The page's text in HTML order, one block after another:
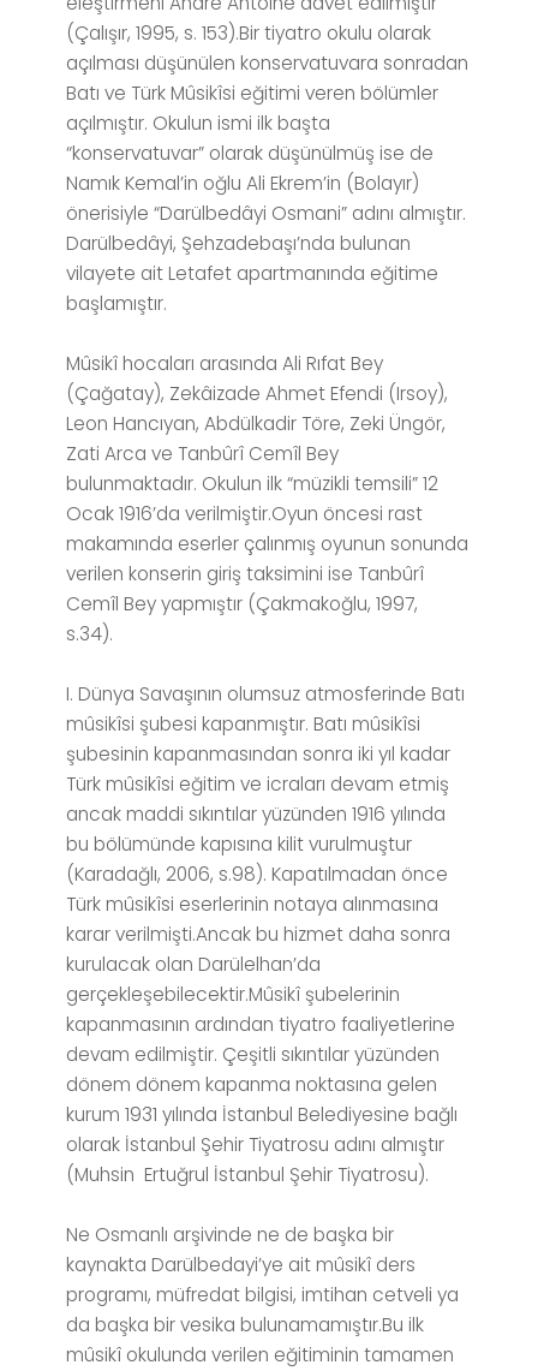
(Çalışır, 1995, s. 153).Bir tiyatro okulu olarak
açılması düşünülen konservatuvara sonradan
Batı ve Türk Mûsikîsi eğitimi veren bölümler
açılmıştır. Okulun ismi ilk başta
“konservatuvar” olarak düşünülmüş ise de
Namık Kemal’in oğlu Ali Ekrem’in (Bolayır)
önerisiyle “Darülbedâyi Osmani” adını almıştır.
Darülbedâyi, Şehzadebaşı’nda bulunan
vilayete ait Letafet apartmanında eğitime
başlamıştır.
Mûsikî hocaları arasında Ali Rıfat Bey
(Çağatay), Zekâizade Ahmet Efendi (Irsoy),
Leon Hancıyan, Abdülkadir Töre, Zeki Üngör,
Zati Arca ve Tanbûrî Cemîl Bey
bulunmaktadır. Okulun ilk “müzikli temsili” 12
Ocak 1916’da verilmiştir.Oyun öncesi rast
makamında eserler çalınmış oyunun sonunda
verilen konserin giriş taksimini ise Tanbûrî
Cemîl Bey yapmıştır (Çakmakoğlu, 1997,
s.34).
I. Dünya Savaşının olumsuz atmosferinde Batı
mûsikîsi şubesi kapanmıştır. Batı mûsikîsi
şubesinin kapanmasından sonra iki yıl kadar
Türk mûsikîsi eğitim ve icraları devam etmiş
ancak maddi sıkıntılar yüzünden 1916 yılında
bu bölümünde kapısına kilit vurulmuştur
(Karadağlı, 2006, s.98). Kapatılmadan önce
Türk mûsikîsi eserlerinin notaya alınmasına
karar verilmişti.Ancak bu hizmet daha sonra
kurulacak olan Darülelhan’da
gerçekleşebilecektir.Mûsikî şubelerinin
kapanmasının ardından tiyatro faaliyetlerine
devam edilmiştir. Çeşitli sıkıntılar yüzünden
dönem dönem kapanma noktasına gelen
kurum 1931 yılında İstanbul Belediyesine bağlı
olarak İstanbul Şehir Tiyatrosu adını almıştır
(Muhsin Ertuğrul İstanbul Şehir Tiyatrosu).
Ne Osmanlı arşivinde ne de başka bir
kaynakta Darülbedayi’ye ait mûsikî ders
programı, müfredat bilgisi, imtihan cetveli ya
da başka bir vesika bulunamamıştır.Bu ilk
mûsikî okulunda verilen eğitiminin tamamen